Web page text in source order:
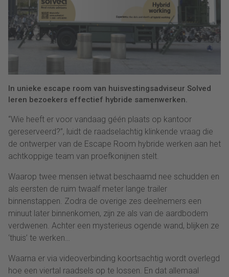
In unieke escape room van huisvestingsadviseur Solved
leren bezoekers effectief hybride samenwerken.
“Wie heeft er voor vandaag géén plaats op kantoor
gereserveerd?”, luidt de raadselachtig klinkende vraag die
de ontwerper van de Escape Room hybride werken aan het
achtkoppige team van proefkonijnen stelt.
Waarop twee mensen ietwat beschaamd nee schudden en
als eersten de ruim twaalf meter lange trailer
binnenstappen. Zodra de overige zes deelnemers een
minuut later binnenkomen, zijn ze als van de aardbodem
verdwenen. Achter een mysterieus ogende wand, blijken ze
‘thuis’ te werken…
Waarna er via videoverbinding koortsachtig wordt overlegd
hoe een viertal raadsels op te lossen. En dat allemaal